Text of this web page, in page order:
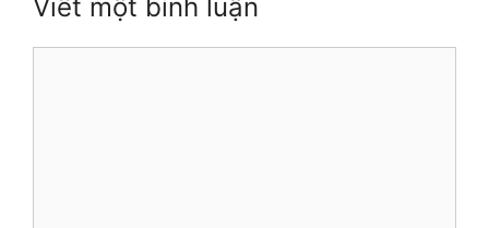
Viết một bình luận